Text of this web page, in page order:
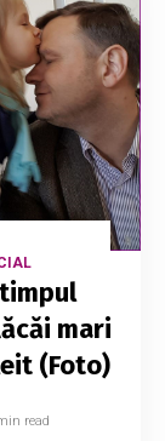
mari
(Foto)
read